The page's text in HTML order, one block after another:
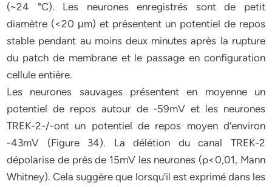
(~24 °C). Les neurones enregistrés sont de petit
diamètre (<20 μm) et présentent un potentiel de repos
stable pendant au moins deux minutes après la rupture
du patch de membrane et le passage en configuration
cellule entière.
Les neurones sauvages présentent en moyenne un
potentiel de repos autour de -59mV et les neurones
TREK-2-/-ont un potentiel de repos moyen d’environ
-43mV (Figure 34). La délétion du canal TREK-2
dépolarise de près de 15mV les neurones (p<0,01, Mann
Whitney). Cela suggère que lorsqu’il est exprimé dans les